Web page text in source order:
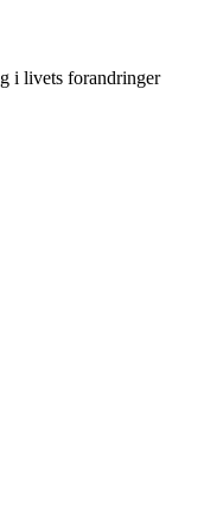
i livets forandringer